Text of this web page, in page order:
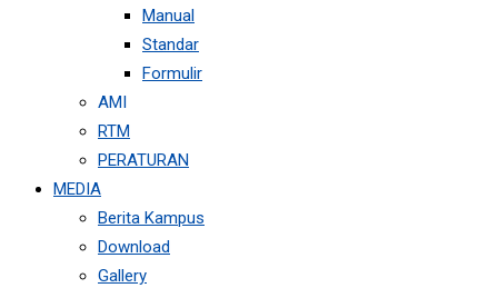
Manual
Standar
Formulir
AMI
RTM
PERATURAN
MEDIA
Berita Kampus
Download
Gallery